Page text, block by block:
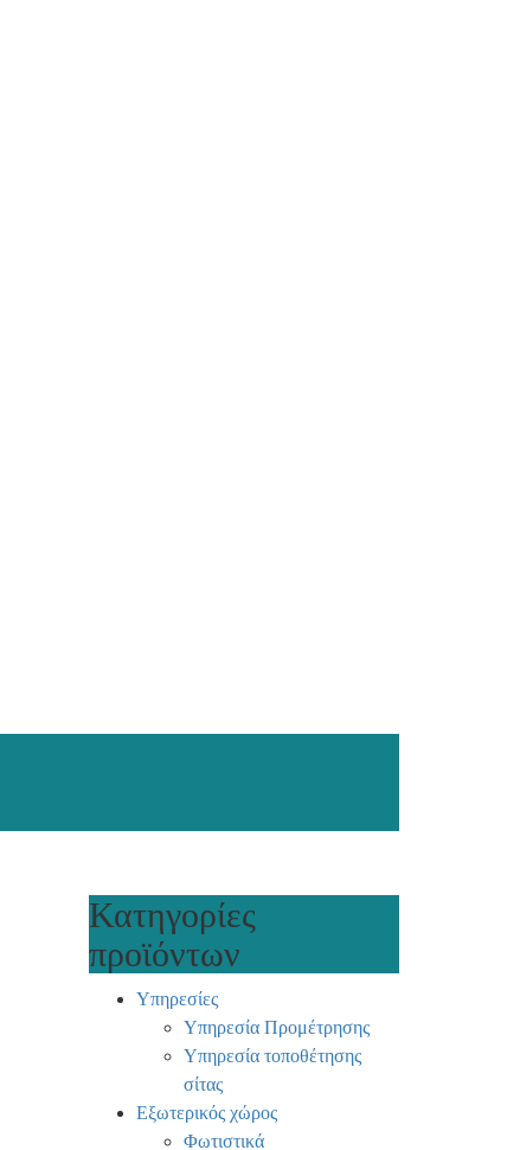
Κατηγορίες
προϊόντων
Υπηρεσίες
Υπηρεσία Προμέτρησης
Υπηρεσία τοποθέτησης
σίτας
Εξωτερικός χώρος
Φωτιστικά